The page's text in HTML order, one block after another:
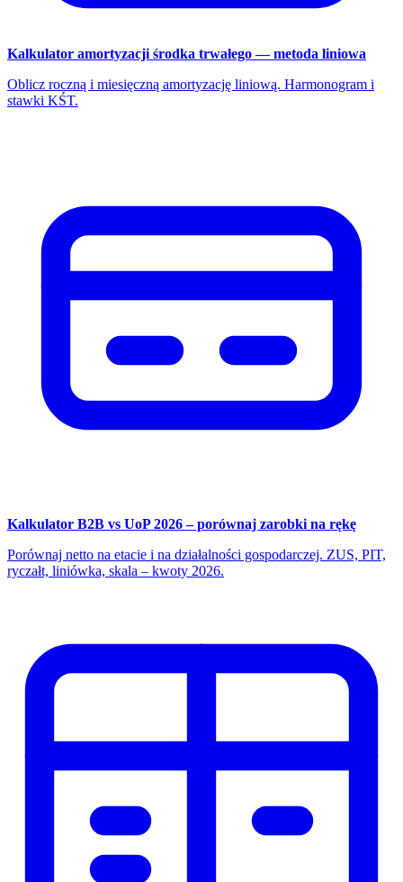
Kalkulator amortyzacji środka trwałego — metoda liniowa
Oblicz roczną i miesięczną amortyzację liniową. Harmonogram i
stawki KŚT.
Kalkulator B2B vs UoP 2026 – porównaj zarobki na rękę
Porównaj netto na etacie i na działalności gospodarczej. ZUS, PIT,
ryczałt, liniówka, skala – kwoty 2026.